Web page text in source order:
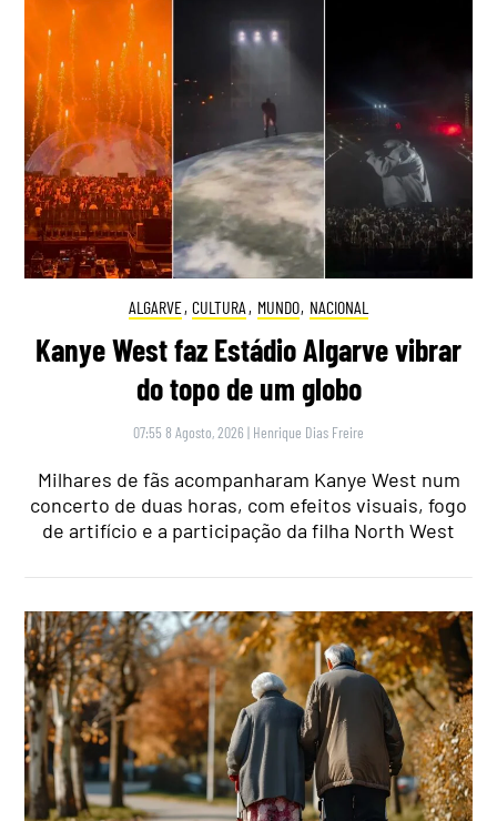
ALGARVE, CULTURA , MUNDO, NACIONAL
Kanye West faz Estádio Algarve vibrar
do topo de um globo
07:55 8 Agosto, 2026 | Henrique Dias Freire
Milhares de fãs acompanharam Kanye West num
concerto de duas horas, com efeitos visuais, fogo
de artifício e a participação da filha North West